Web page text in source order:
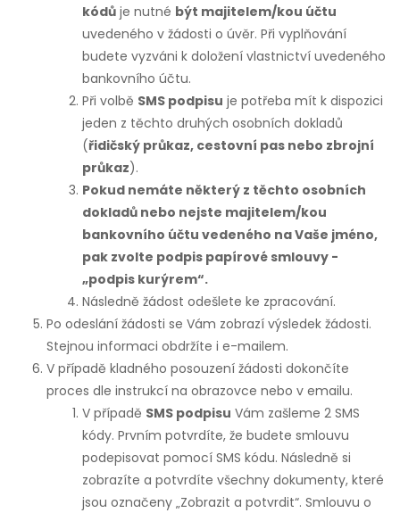
kódů je nutné být majitelem/kou účtu
uvedeného v žádosti o úvěr. Při vyplňování
budete vyzváni k doložení vlastnictví uvedeného
bankovního účtu.
Při volbě SMS podpisu je potřeba mít k dispozici
jeden z těchto druhých osobních dokladů
(řidičský průkaz, cestovní pas nebo zbrojní
průkaz).
Pokud nemáte některý z těchto osobních
dokladů nebo nejste majitelem/kou
bankovního účtu vedeného na Vaše jméno,
pak zvolte podpis papírové smlouvy -
„podpis kurýrem“.
Následně žádost odešlete ke zpracování.
Po odeslání žádosti se Vám zobrazí výsledek žádosti.
Stejnou informaci obdržíte i e-mailem.
V případě kladného posouzení žádosti dokončíte
proces dle instrukcí na obrazovce nebo v emailu.
V případě SMS podpisu Vám zašleme 2 SMS
kódy. Prvním potvrdíte, že budete smlouvu
podepisovat pomocí SMS kódu. Následně si
zobrazíte a potvrdíte všechny dokumenty, které
jsou označeny „Zobrazit a potvrdit“. Smlouvu o